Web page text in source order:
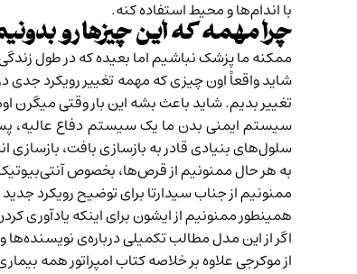
با اندام‌ها و محیط استفاده کنه.
چرا مهمه که این چیزها رو
ممکنه ما پزشک نباشیم اما بعیده که در طول
شاید واقعاً اون چیزی که مهمه تغییر رویکرد جدی
تغییر بدیم. شاید باعث بشه این بار وقتی
سیستم ایمنی بدن ما یک سیستم دفاع عالیه، پس
سلول‌های بنیادی قادر به بازسازی بافت،
به هر حال ممنونیم از قرص‌ها، بخصوص
ممنونیم از جناب سیدارتا برای توضیح رویکرد
همینطور ممنونیم از ایشون برای اینکه یادآوری
اگر از این مدل مطالب تکمیلی درباره‌ی
از موکرجی علاوه برخلاصه کتاب امپراتور همه